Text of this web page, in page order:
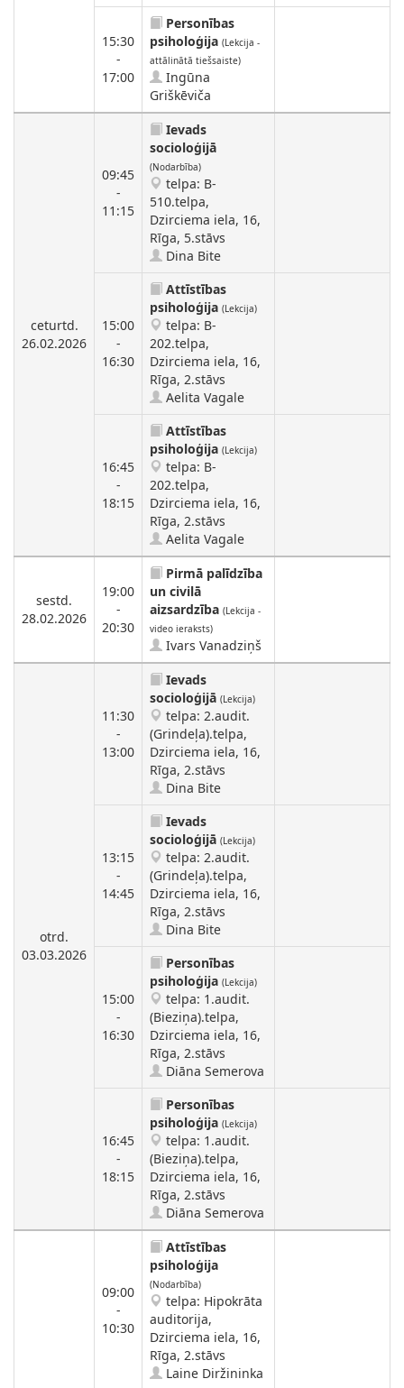
15:30
-
17:00
Personības
psiholoģija (Lekcija -
attālinātā tiešsaiste)
Ingūna
Griškēviča
ceturtd.
26.02.2026
09:45
-
11:15
Ievads
socioloģijā
(Nodarbība)
telpa: B-
510.telpa,
Dzirciema iela, 16,
Rīga, 5.stāvs
Dina Bite
15:00
-
16:30
Attīstības
psiholoģija (Lekcija)
telpa: B-
202.telpa,
Dzirciema iela, 16,
Rīga, 2.stāvs
Aelita Vagale
16:45
-
18:15
Attīstības
psiholoģija (Lekcija)
telpa: B-
202.telpa,
Dzirciema iela, 16,
Rīga, 2.stāvs
Aelita Vagale
sestd.
28.02.2026
19:00
-
20:30
Pirmā palīdzība
un civilā
aizsardzība (Lekcija -
video ieraksts)
Ivars Vanadziņš
otrd.
03.03.2026
11:30
-
13:00
Ievads
socioloģijā (Lekcija)
telpa: 2.audit.
(Grindeļa).telpa,
Dzirciema iela, 16,
Rīga, 2.stāvs
Dina Bite
13:15
-
14:45
Ievads
socioloģijā (Lekcija)
telpa: 2.audit.
(Grindeļa).telpa,
Dzirciema iela, 16,
Rīga, 2.stāvs
Dina Bite
15:00
-
16:30
Personības
psiholoģija (Lekcija)
telpa: 1.audit.
(Bieziņa).telpa,
Dzirciema iela, 16,
Rīga, 2.stāvs
Diāna Semerova
16:45
-
18:15
Personības
psiholoģija (Lekcija)
telpa: 1.audit.
(Bieziņa).telpa,
Dzirciema iela, 16,
Rīga, 2.stāvs
Diāna Semerova
09:00
-
10:30
Attīstības
psiholoģija
(Nodarbība)
telpa: Hipokrāta
auditorija,
Dzirciema iela, 16,
Rīga, 2.stāvs
Laine Diržininka